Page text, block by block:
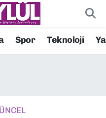
Spor Teknoloji
ve Fikstür